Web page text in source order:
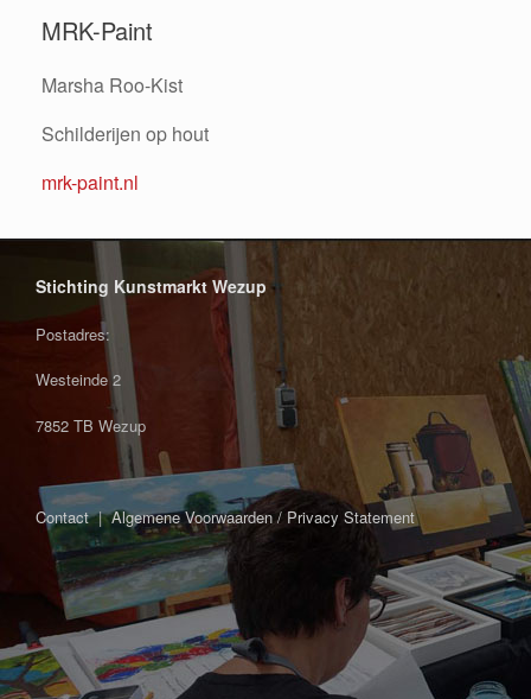
MRK-Paint
Marsha Roo-Kist
Schilderijen op hout
mrk-paint.nl
Stichting Kunstmarkt Wezup
Postadres:
Westeinde 2
7852 TB Wezup
Contact|Algemene Voorwaarden / Privacy Statement